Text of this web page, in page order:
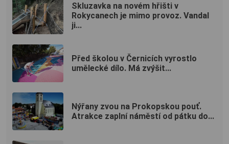
Skluzavka na novém hřišti v
Rokycanech je mimo provoz. Vandal
ji...
Před školou v Černicích vyrostlo
umělecké dílo. Má zvýšit...
Nýřany zvou na Prokopskou pouť.
Atrakce zaplní náměstí od pátku do...